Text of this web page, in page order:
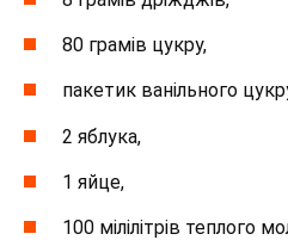
80 грамів цукру,
пакетик ванільного
2 яблука,
1 яйце,
100 мілілітрів теплого